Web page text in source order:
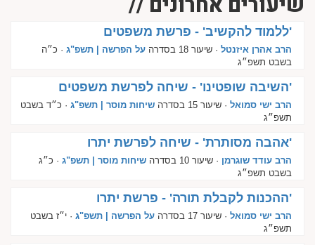
'ללמוד להקשיב' - פרשת משפטים
הרב אהרן איזנטל · שיעור 18 בסדרה על הפרשה | תשפ"ג · כ״ה
בשבט תשפ״ג
'השיבה שופטינו' - שיחה לפרשת משפטים
הרב ישי סמואל · שיעור 15 בסדרה שיחות מוסר | תשפ"ג · כ״ד בשבט
תשפ״ג
'אהבה מסותרת' - שיחה לפרשת יתרו
הרב עודד שוגרמן · שיעור 10 בסדרה שיחות מוסר | תשפ"ג · כ״ג
בשבט תשפ״ג
'ההכנות לקבלת תורה' - פרשת יתרו
הרב ישי סמואל · שיעור 17 בסדרה על הפרשה | תשפ"ג · י״ז בשבט
תשפ״ג